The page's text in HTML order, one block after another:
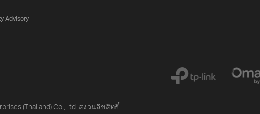
Advisory
(Thailand) Co.,Ltd. สงวนลิขสิทธิ์